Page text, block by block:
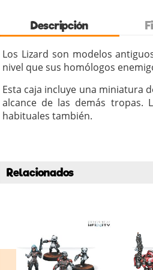
Descripción
Los Lizard son modelos
nivel que sus homólogos
Esta caja incluye una miniatura
alcance de las demás tropas.
habituales también.
Relacionados